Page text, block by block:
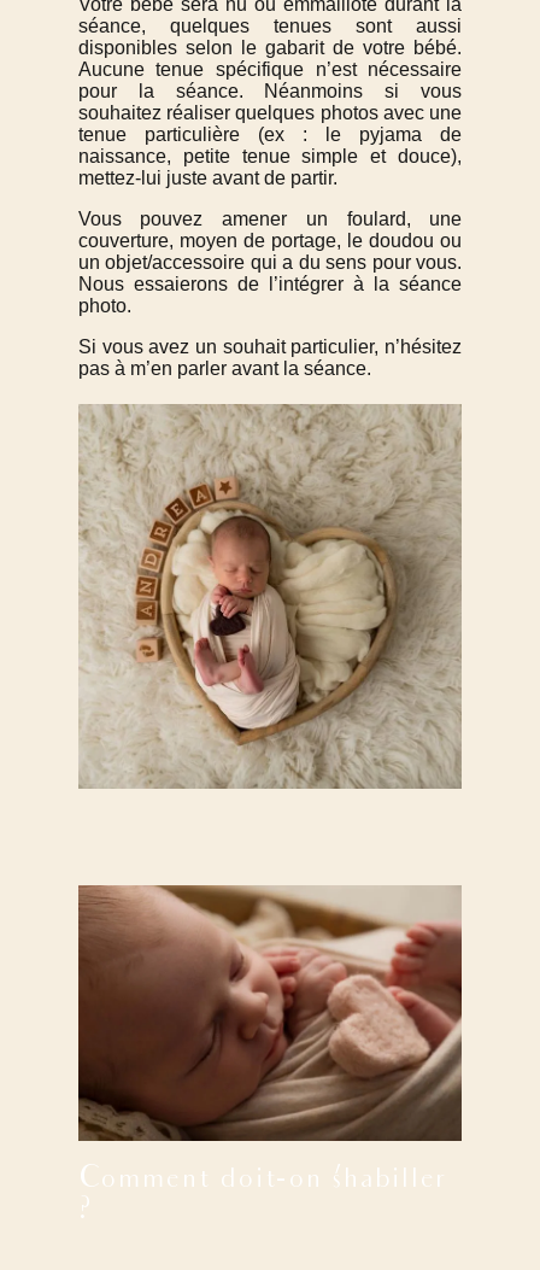
Votre bébé sera nu ou emmailloté durant la
séance, quelques tenues sont aussi
disponibles selon le gabarit de votre bébé.
Aucune tenue spécifique n’est nécessaire
pour la séance. Néanmoins si vous
souhaitez réaliser quelques photos avec une
tenue particulière (ex : le pyjama de
naissance, petite tenue simple et douce),
mettez-lui juste avant de partir.
Vous pouvez amener un foulard, une
couverture, moyen de portage, le doudou ou
un objet/accessoire qui a du sens pour vous.
Nous essaierons de l’intégrer à la séance
photo.
Si vous avez un souhait particulier, n’hésitez
pas à m’en parler avant la séance.
Comment doit-on s’habiller
?